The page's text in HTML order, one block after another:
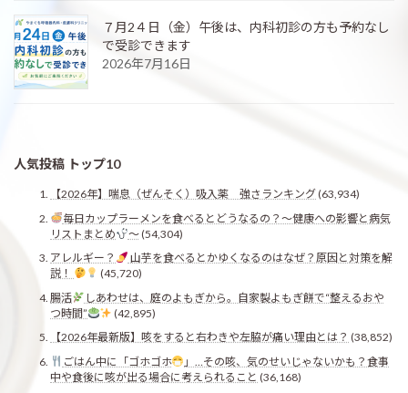
７月2４日（金）午後は、内科初診の方も予約なし
で受診できます
2026年7月16日
人気投稿 トップ10
【2026年】喘息（ぜんそく）吸入薬 強さランキング(63,934)
毎日カップラーメンを食べるとどうなるの？〜健康への影響と病気
リストまとめ
〜(54,304)
アレルギー？
山芋を食べるとかゆくなるのはなぜ？原因と対策を解
説！
(45,720)
腸活
しあわせは、庭のよもぎから。自家製よもぎ餅で“整えるおや
つ時間”
(42,895)
【2026年最新版】咳をすると右わきや左脇が痛い理由とは？ (38,852)
ごはん中に「ゴホゴホ
」…その咳、気のせいじゃないかも？食事
中や食後に咳が出る場合に考えられること (36,168)